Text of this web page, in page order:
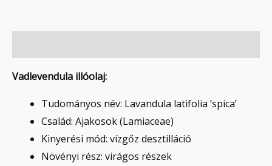
Vadlevendula illóolaj:
Tudományos név: Lavandula latifolia ’spica’
Család: Ajakosok (Lamiaceae)
Kinyerési mód: vízgőz desztilláció
Növényi rész: virágos részek